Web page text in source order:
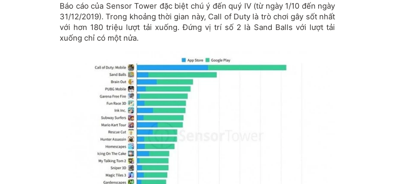
Báo cáo của Sensor Tower đặc biệt chú ý đến quý IV (từ ngày 1/10 đến ngày
31/12/2019). Trong khoảng thời gian này, Call of Duty là trò chơi gây sốt nhất
với hơn 180 triệu lượt tải xuống. Đứng vị trí số 2 là Sand Balls với lượt tải
xuống chỉ có một nửa.